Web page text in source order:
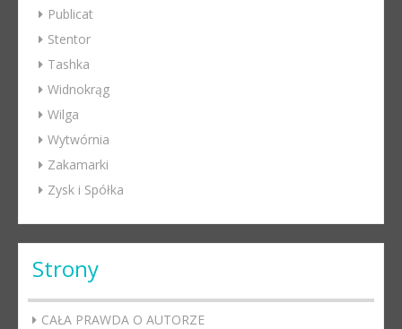
Publicat
Stentor
Tashka
Widnokrąg
Wilga
Wytwórnia
Zakamarki
Zysk i Spółka
Strony
CAŁA PRAWDA O AUTORZE